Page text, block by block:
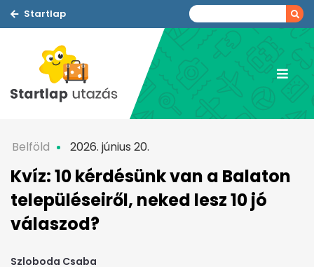
Startlap
Belföld 2026. június 20.
Kvíz: 10 kérdésünk van a Balaton
településeiről, neked lesz 10 jó
válaszod?
Szloboda Csaba